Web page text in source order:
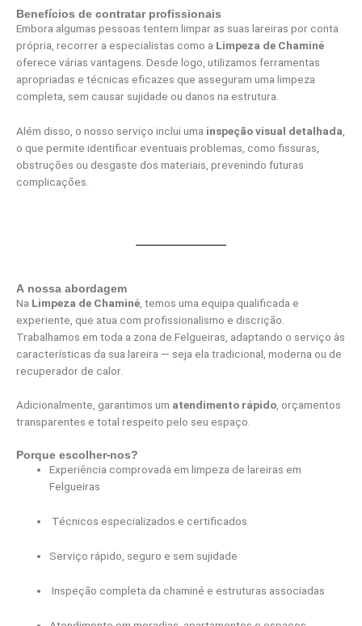
Benefícios de contratar profissionais
Embora algumas pessoas tentem limpar as suas lareiras por conta
própria, recorrer a especialistas como a Limpeza de Chaminé
oferece várias vantagens. Desde logo, utilizamos ferramentas
apropriadas e técnicas eficazes que asseguram uma limpeza
completa, sem causar sujidade ou danos na estrutura.
Além disso, o nosso serviço inclui uma inspeção visual detalhada
o que permite identificar eventuais problemas, como fissuras,
obstruções ou desgaste dos materiais, prevenindo futuras
complicações.
A nossa abordagem
Na Limpeza de Chaminé , temos uma equipa qualificada e
experiente, que atua com profissionalismo e discrição.
Trabalhamos em toda a zona de Felgueiras, adaptando o serviço às
características da sua lareira — seja ela tradicional, moderna ou de
recuperador de calor.
Adicionalmente, garantimos um atendimento rápido, orçamentos
transparentes e total respeito pelo seu espaço.
Porque escolher-nos?
Experiência comprovada em limpeza de lareiras em
Felgueiras
Técnicos especializados e certificados
Serviço rápido, seguro e sem sujidade
Inspeção completa da chaminé e estruturas associadas